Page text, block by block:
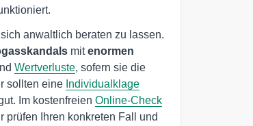
anwaltlich beraten zu lassen.
mitenormen
Wertverluste, sofern sie die
sollten eine Individualklage
Im kostenfreien Online-Check
prüfen Ihren konkreten Fall und